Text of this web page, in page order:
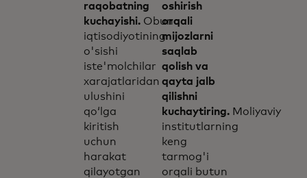
raqobatning
kuchayishi. Obuna
iqtisodiyotining
o'sishi
iste'molchilar
xarajatlaridan
ulushini
qo‘lga
kiritish
uchun
harakat
qilayotgan
oshirish
orqali
mijozlarni
saqlab
qolish va
qayta jalb
qilishni
kuchaytiring. Moliyaviy
institutlarning
keng
tarmog'i
orqali butun